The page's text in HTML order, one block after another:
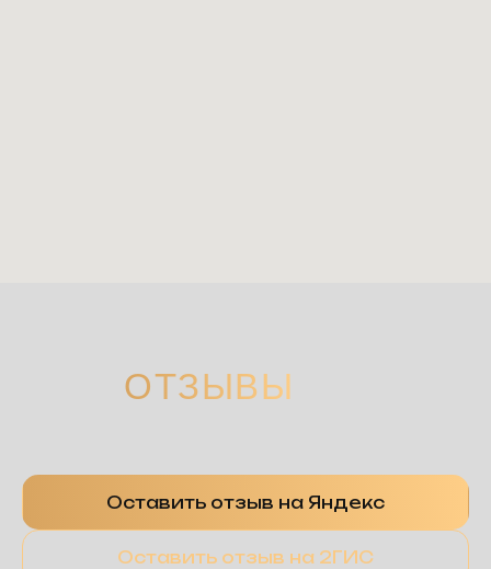
ОТЗЫВЫ
Оставить отзыв на Яндекс
Оставить отзыв на 2ГИС